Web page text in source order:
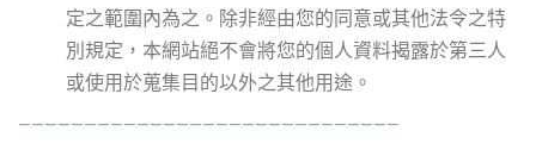
定之範圍內為之。除非經由您的同意或其他法令之特
別規定，本網站絕不會將您的個人資料揭露於第三人
或使用於蒐集目的以外之其他用途。